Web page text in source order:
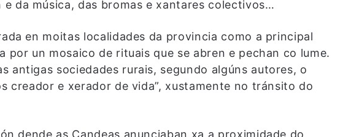
e da música, das bromas e xantares colectivos…
en moitas localidades da provincia como a principal
por un mosaico de rituais que se abren e pechan co lume.
antigas sociedades rurais, segundo algúns autores, o
creador e xerador de vida”, xustamente no tránsito do
dende as Candeas anunciaban xa a proximidade do